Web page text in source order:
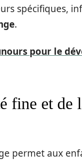
spécifiques,
.
pour le
fine et de
permet aux